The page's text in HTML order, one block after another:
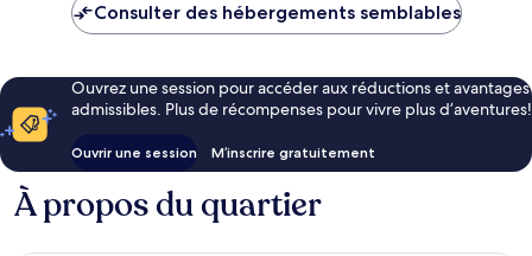
Consulter des hébergements semblables
Ouvrez une session pour accéder aux réductions et avantages
admissibles. Plus de récompenses pour vivre plus d’aventures!
Ouvrir une session M’inscrire gratuitement
À propos du quartier